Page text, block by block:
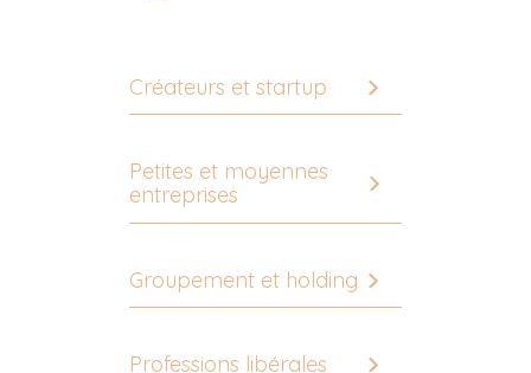
Créateurs et startup
Petites et moyennes
entreprises
Groupement et holding
Professions libérales